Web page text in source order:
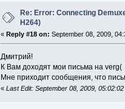
Re: Error: Connecting
H264)
« Reply #18 on: September 08, 2009,
Дмитрий!
К Вам доходят мои письма на
Мне приходит сообщения, что
« Last Edit: September 08, 2009,